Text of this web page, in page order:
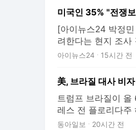
혐의로 고소했다고
로 지목된 조로 목장
미국인 35% "전쟁
[아이뉴스24 박정
려한다는 현지 조사
스쿨은 지난달
션'을 꼽았다고 발
지난 1
아이뉴스24 15시간 전
美, 브라질 대사 비
트럼프 브라질이
레스 전 플로리다주
을 두 달 넘게 미루
동아일보 20시간 전